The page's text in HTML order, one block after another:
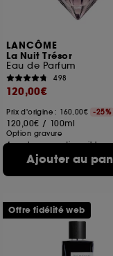
LANCÔME
La Nuit Trésor
Eau de Parfum
498
120,00€
Prix d'origine : 160,00€ -25%
120,00€ / 100ml
Option gravure
4 contenances disponibles
Ajouter au
Offre fidélité web